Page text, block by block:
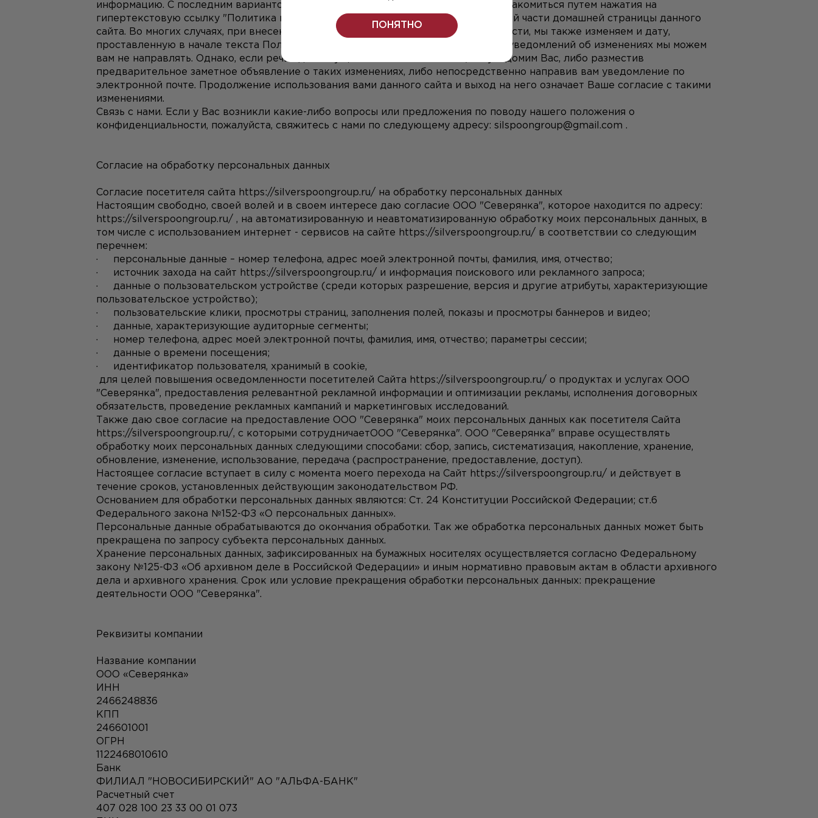
информацию. С последним вариантом Политики конфиденциальности можно ознакомиться путем нажатия на
гипертекстовую ссылку "Политика конфиденциальности", находящуюся в нижней части домашней страницы данного
сайта. Во многих случаях, при внесении изменений в Политику конфиденциальности, мы также изменяем и дату,
проставленную в начале текста Политики конфиденциальности, однако других уведомлений об изменениях мы можем
вам не направлять. Однако, если речь идет о существенных изменениях, мы уведомим Вас, либо разместив
предварительное заметное объявление о таких изменениях, либо непосредственно направив вам уведомление по
электронной почте. Продолжение использования вами данного сайта и выход на него означает Ваше согласие с такими
изменениями.
Связь с нами. Если у Вас возникли какие-либо вопросы или предложения по поводу нашего положения о
конфиденциальности, пожалуйста, свяжитесь с нами по следующему адресу: silspoongroup@gmail.com .
Согласие на обработку персональных данных
Согласие посетителя сайта https://silverspoongroup.ru/ на обработку персональных данных
https://silverspoongroup.ru/ , на автоматизированную и неавтоматизированную обработку моих персональных данных, в
том числе с использованием интернет - сервисов на сайте https://silverspoongroup.ru/ в соответствии со следующим
перечнем:
·     персональные данные – номер телефона, адрес моей электронной почты, фамилия, имя, отчество;
·     источник захода на сайт https://silverspoongroup.ru/ и информация поискового или рекламного запроса;
·     данные о пользовательском устройстве (среди которых разрешение, версия и другие атрибуты, характеризующие
пользовательское устройство);
·     пользовательские клики, просмотры страниц, заполнения полей, показы и просмотры баннеров и видео;
·     данные, характеризующие аудиторные сегменты;
·     номер телефона, адрес моей электронной почты, фамилия, имя, отчество; параметры сессии;
·     данные о времени посещения;
·     идентификатор пользователя, хранимый в cookie,
для целей повышения осведомленности посетителей Сайта https://silverspoongroup.ru/ о продуктах и услугах ООО
"Северянка", предоставления релевантной рекламной информации и оптимизации рекламы, исполнения договорных
обязательств, проведение рекламных кампаний и маркетинговых исследований.
https://silverspoongroup.ru/, с которыми сотрудничаетООО "Северянка". ООО "Северянка" вправе осуществлять
обработку моих персональных данных следующими способами: сбор, запись, систематизация, накопление, хранение,
обновление, изменение, использование, передача (распространение, предоставление, доступ).
Настоящее согласие вступает в силу с момента моего перехода на Сайт https://silverspoongroup.ru/ и действует в
течение сроков, установленных действующим законодательством РФ.
Основанием для обработки персональных данных являются: Ст. 24 Конституции Российской Федерации; ст.6
Федерального закона №152-ФЗ «О персональных данных».
Персональные данные обрабатываются до окончания обработки. Так же обработка персональных данных может быть
прекращена по запросу субъекта персональных данных.
Хранение персональных данных, зафиксированных на бумажных носителях осуществляется согласно Федеральному
закону №125-ФЗ «Об архивном деле в Российской Федерации» и иным нормативно правовым актам в области архивного
дела и архивного хранения. Срок или условие прекращения обработки персональных данных: прекращение
деятельности ООО "Северянка".
Реквизиты компании
Название компании
ООО «Северянка»
ИНН
2466248836
КПП
246601001
ОГРН
1122468010610
Банк
ФИЛИАЛ "НОВОСИБИРСКИЙ" АО "АЛЬФА-БАНК"
Расчетный счет
407 028 100 23 33 00 01 073
ПОНЯТНО